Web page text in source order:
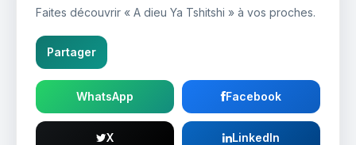
Faites découvrir « A dieu Ya Tshitshi » à vos proches.
Partager
WhatsApp Facebook
X LinkedIn